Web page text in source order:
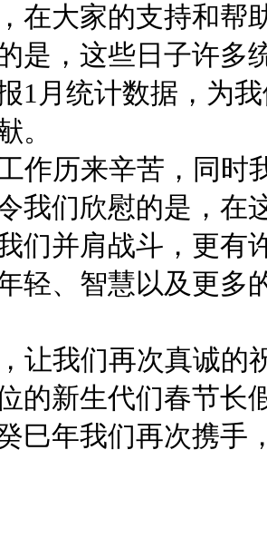
在大家的支持和帮
是，这些日子许多
1月统计数据，为
。
作历来辛苦，同时
我们欣慰的是，在
们并肩战斗，更有
轻、智慧以及更多
让我们再次真诚的
的新生代们春节长
巳年我们再次携手